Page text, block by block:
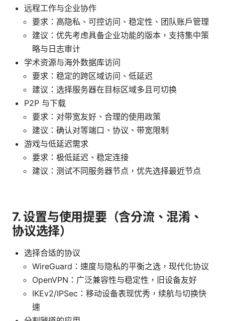
远程工作与企业协作
要求：高隐私、可控访问、稳定性、团队账户管理
建议：优先考虑具备企业功能的版本，支持集中策
略与日志审计
学术资源与海外数据库访问
要求：稳定的跨区域访问、低延迟
建议：选择服务器在目标区域多且可切换
P2P 与下载
要求：对带宽友好、合理的使用政策
建议：确认对等端口、协议、带宽限制
游戏与低延迟需求
要求：极低延迟、稳定连接
建议：测试不同服务器节点，优先选择最近节点
7. 设置与使用提要（含分流、混淆、
协议选择）
选择合适的协议
WireGuard：速度与隐私的平衡之选，现代化协议
OpenVPN：广泛兼容性与稳定性，旧设备友好
IKEv2/IPSec：移动设备表现优秀，续航与切换快
速